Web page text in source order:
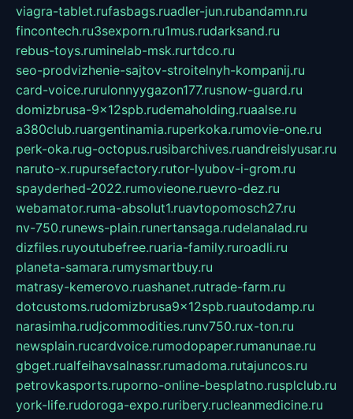
viagra-tablet.rufasbags.ruadler-jun.rubandamn.ru
fincontech.ru3sexporn.ru1mus.rudarksand.ru
rebus-toys.ruminelab-msk.rurtdco.ru
seo-prodvizhenie-sajtov-stroitelnyh-kompanij.ru
card-voice.rurulonnyygazon177.rusnow-guard.ru
domizbrusa-9x12spb.rudemaholding.ruaalse.ru
a380club.ruargentinamia.ruperkoka.rumovie-one.ru
perk-oka.rug-octopus.rusibarchives.ruandreislyusar.ru
naruto-x.rupursefactory.rutor-lyubov-i-grom.ru
spayderhed-2022.rumovieone.ruevro-dez.ru
webamator.ruma-absolut1.ruavtopomosch27.ru
nv-750.runews-plain.runertansaga.rudelanalad.ru
dizfiles.ruyoutubefree.ruaria-family.ruroadli.ru
planeta-samara.rumysmartbuy.ru
matrasy-kemerovo.ruashanet.rutrade-farm.ru
dotcustoms.rudomizbrusa9x12spb.ruautodamp.ru
narasimha.rudjcommodities.runv750.rux-ton.ru
newsplain.rucardvoice.rumodopaper.rumanunae.ru
gbget.rualfeihavsalnassr.rumadoma.rutajuncos.ru
petrovkasports.ruporno-online-besplatno.rusplclub.ru
york-life.rudoroga-expo.ruribery.rucleanmedicine.ru